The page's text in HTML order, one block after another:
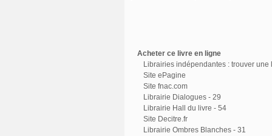
Acheter ce livre en ligne
Librairies indépendantes : trouver une
Site ePagine
Site fnac.com
Librairie Dialogues - 29
Librairie Hall du livre - 54
Site Decitre.fr
Librairie Ombres Blanches - 31